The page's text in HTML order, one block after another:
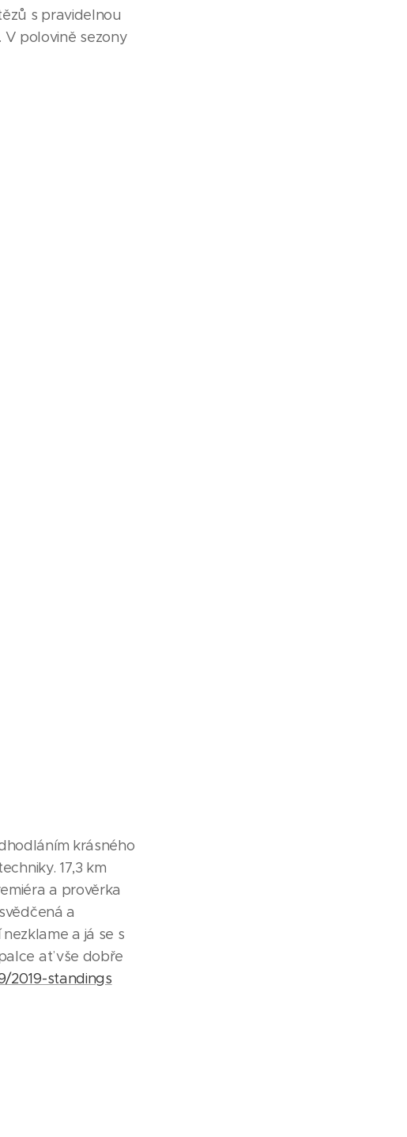
s pravidelnou
polovině sezony
krásného
17,3 km
a prověrka
a
a já se s
ať vše dobře
2019-standings